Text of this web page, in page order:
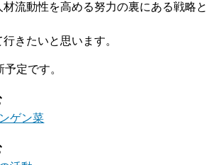
流動性を高める努力の裏にある戦略と
きたいと思います。
定です。
ゲン菜